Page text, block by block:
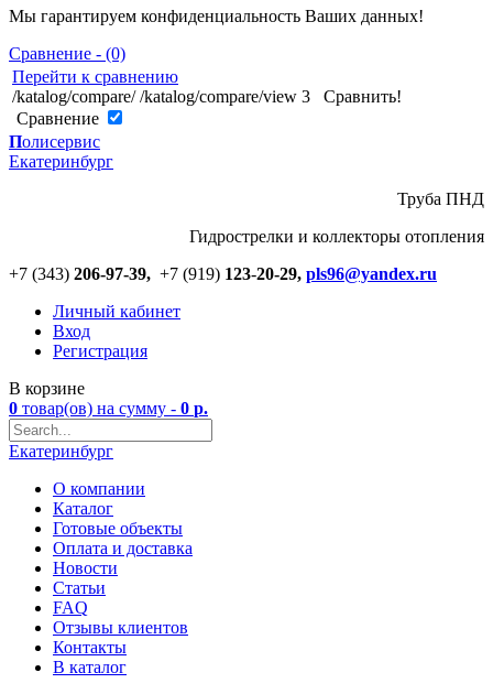
Мы гарантируем конфиденциальность Ваших данных!
Сравнение - (0)
Перейти к сравнению
/katalog/compare/ /katalog/compare/view 3
Сравнить!
Cравнение
Полисервис
Екатеринбург
Труба ПНД
Гидрострелки и коллекторы отопления
+7 (343) 206-97-39, +7 (919) 123-20-29, pls96@yandex.ru
Личный кабинет
Вход
Регистрация
В корзине
0 товар(ов) на сумму - 0 р.
Екатеринбург
О компании
Каталог
Готовые объекты
Оплата и доставка
Новости
Статьи
FAQ
Отзывы клиентов
Контакты
В каталог